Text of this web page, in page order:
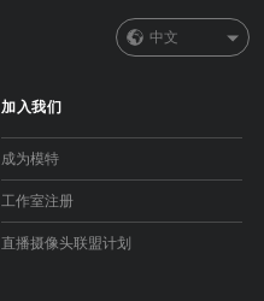
中文
加入我们
成为模特
工作室注册
直播摄像头联盟计划